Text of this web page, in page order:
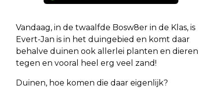
Vandaag, in de twaalfde Bosw8er in de Klas, is
Evert-Jan is in het duingebied en komt daar
behalve duinen ook allerlei planten en dieren
tegen en vooral heel erg veel zand!
Duinen, hoe komen die daar eigenlijk?